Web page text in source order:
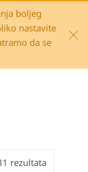
boljeg
nastavite
da se
rezultata